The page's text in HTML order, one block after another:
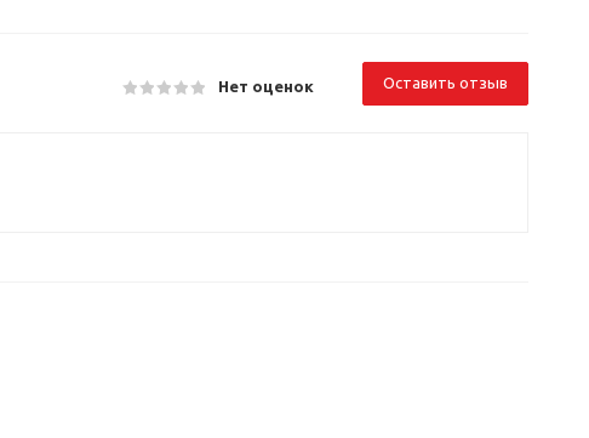
Нет оценок Оставить отзыв